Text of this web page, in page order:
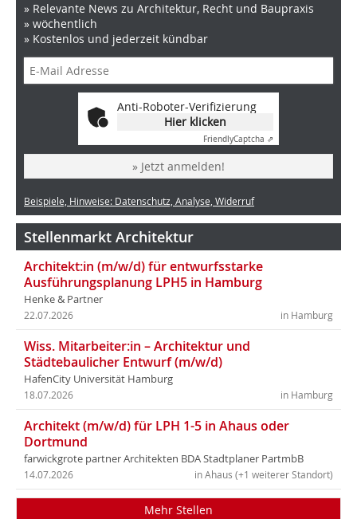
» Relevante News zu Architektur, Recht und Baupraxis
» wöchentlich
» Kostenlos und jederzeit kündbar
Anti-Roboter-Verifizierung
Hier klicken
FriendlyCaptcha ⇗
» Jetzt anmelden!
Beispiele, Hinweise: Datenschutz, Analyse, Widerruf
Stellenmarkt Architektur
Architekt:in (m/w/d) für entwurfsstarke
Ausführungsplanung LPH5 in Hamburg
Henke & Partner
in Hamburg
22.07.2026
Wiss. Mitarbeiter:in – Architektur und
Städtebaulicher Entwurf (m/w/d)
HafenCity Universität Hamburg
in Hamburg
18.07.2026
Architekt (m/w/d) für LPH 1-5 in Ahaus oder
Dortmund
farwickgrote partner Architekten BDA Stadtplaner PartmbB
in Ahaus (+1 weiterer Standort)
14.07.2026
Mehr Stellen